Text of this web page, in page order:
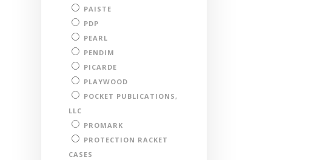
PAISTE
PDP
PEARL
PENDIM
PICARDE
PLAYWOOD
POCKET PUBLICATIONS,
LLC
PROMARK
PROTECTION RACKET
CASES